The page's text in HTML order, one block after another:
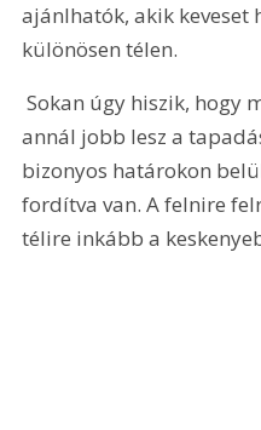
ajánlhatók, akik keveset
különösen télen.
Sokan úgy hiszik, hogy minél szélesebb az abroncs,
annál jobb lesz a
bizonyos határokon
fordítva van. A felnire
télire inkább a